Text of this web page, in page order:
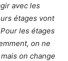
avec les
étages vont
les étages
on ne
on change